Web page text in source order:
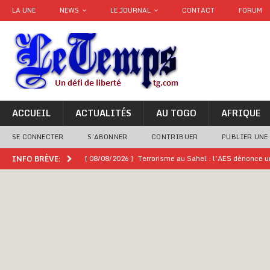
LA UNE NEWS LE JOURNAL CONTACT FORUM
ACCUEIL ACTUALITÉS AU TOGO AFRIQUE
SE CONNECTER S’ABONNER CONTRIBUER PUBLIER UNE
INFO BRÈVE: [ 08/08/2026 ] Terrorisme au Sahel : l’AES dénonce